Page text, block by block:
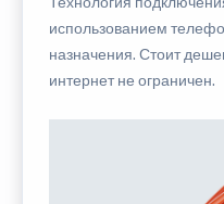
использованием
назначения. Стоит
интернет не ограничен.